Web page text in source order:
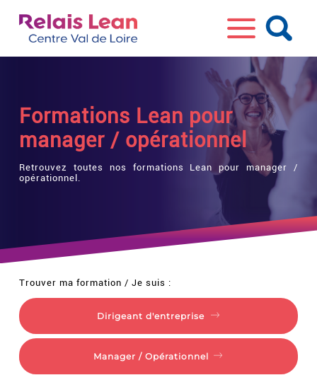
Formations Lean pour
manager / opérationnel
Retrouvez toutes nos formations Lean pour manager /
opérationnel.
Trouver ma formation / Je suis :
Dirigeant d'entreprise
Manager / Opérationnel